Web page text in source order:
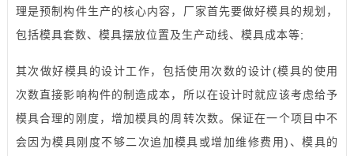
理是预制构件生产的核心内容，厂家首先要做好模具的规划，
包括模具套数、模具摆放位置及生产动线、模具成本等;
其次做好模具的设计工作，包括使用次数的设计(模具的使用
次数直接影响构件的制造成本，所以在设计时就应该考虑给予
模具合理的刚度，增加模具的周转次数。保证在一个项目中不
会因为模具刚度不够二次追加模具或增加维修费用)、模具的